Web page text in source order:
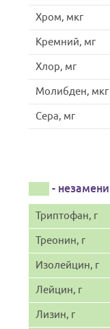
Хром, мкг
Кремний, мг
Хлор, мг
Молибден, мкг
Сера, мг
-
Триптофан, г
Треонин, г
Изолейцин, г
Лейцин, г
Лизин, г